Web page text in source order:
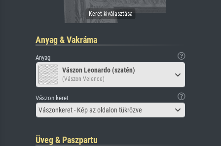
Anyag & Vakráma
Anyag
Vászon Leonardo (szatén)
(Vászon Velence)
Vászon keret
Vászonkeret - Kép az oldalon tükrözve
Üveg & Paszpartu